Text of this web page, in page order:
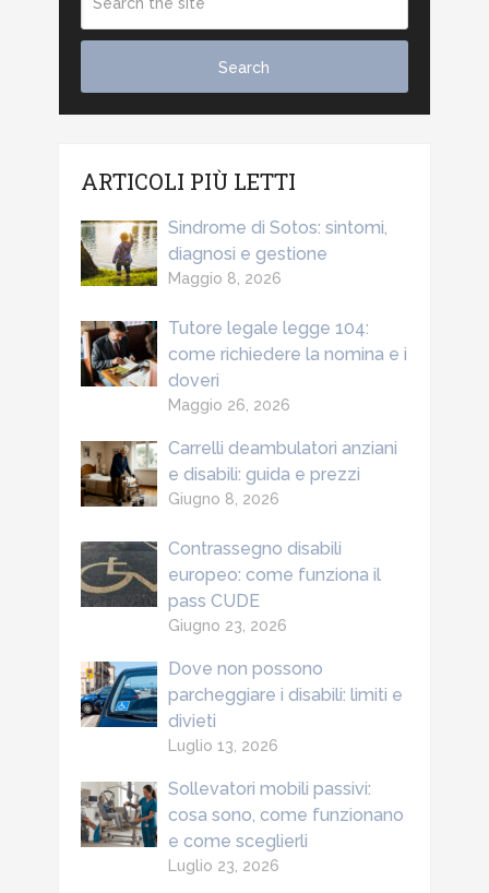
ARTICOLI PIÙ LETTI
Sindrome di Sotos: sintomi,
diagnosi e gestione
Maggio 8, 2026
Tutore legale legge 104:
come richiedere la nomina e i
doveri
Maggio 26, 2026
Carrelli deambulatori anziani
e disabili: guida e prezzi
Giugno 8, 2026
Contrassegno disabili
europeo: come funziona il
pass CUDE
Giugno 23, 2026
Dove non possono
parcheggiare i disabili: limiti e
divieti
Luglio 13, 2026
Sollevatori mobili passivi:
cosa sono, come funzionano
e come sceglierli
Luglio 23, 2026